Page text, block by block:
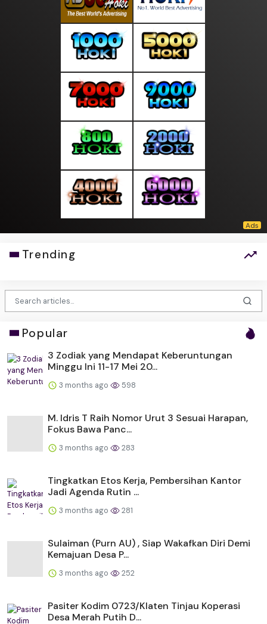
Trending
Popular
3 Zodiak yang Mendapat Keberuntungan
Minggu Ini 11-17 Mei 20...
3 months ago 598
M. Idris T Raih Nomor Urut 3 Sesuai Harapan,
Fokus Bawa Panc...
3 months ago 283
Tingkatkan Etos Kerja, Pembersihan Kantor
Jadi Agenda Rutin ...
3 months ago 281
Sulaiman (Purn AU) , Siap Wakafkan Diri Demi
Kemajuan Desa P...
3 months ago 252
Pasiter Kodim 0723/Klaten Tinjau Koperasi
Desa Merah Putih D...